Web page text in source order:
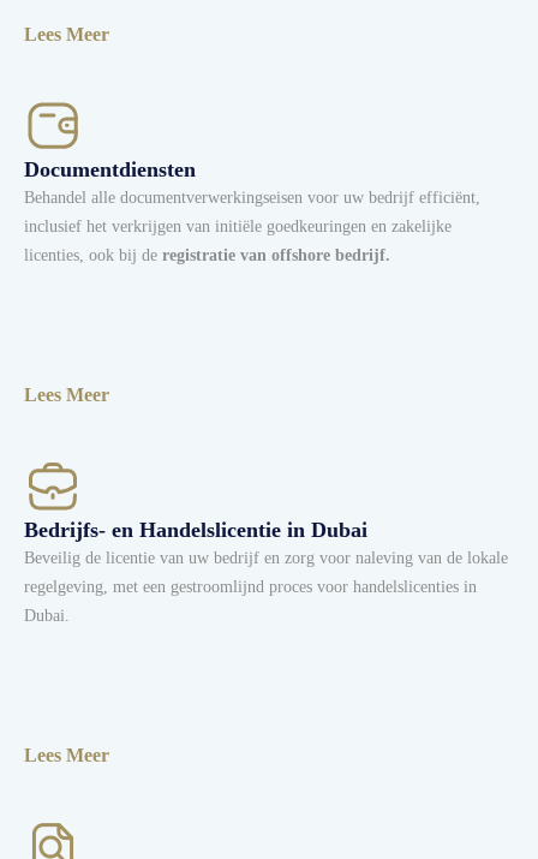
Lees Meer
Documentdiensten
Behandel alle documentverwerkingseisen voor uw bedrijf efficiënt,
inclusief het verkrijgen van initiële goedkeuringen en zakelijke
licenties, ook bij de registratie van offshore bedrijf.
Lees Meer
Bedrijfs- en Handelslicentie in Dubai
Beveilig de licentie van uw bedrijf en zorg voor naleving van de lokale
regelgeving, met een gestroomlijnd proces voor handelslicenties in
Dubai.
Lees Meer